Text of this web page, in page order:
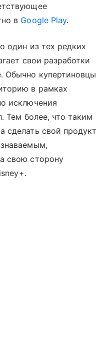
в Google Play.
один из тех редких
свои разработки
Обычно купертиновцы
в рамках
исключения
Тем более, что таким
сделать свой продукт
свою сторону